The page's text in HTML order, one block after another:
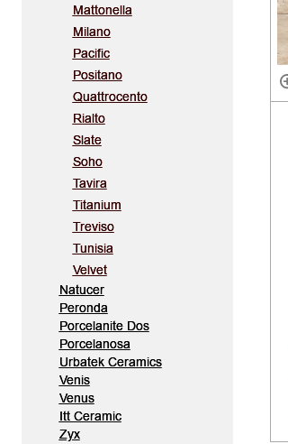
Mattonella
Milano
Pacific
Positano
Quattrocento
Rialto
Slate
Soho
Tavira
Titanium
Treviso
Tunisia
Velvet
Natucer
Peronda
Porcelanite Dos
Porcelanosa
Urbatek Ceramics
Venis
Venus
Itt Ceramic
Zyx